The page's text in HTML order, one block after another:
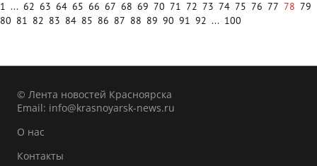
1 ... 62 63 64 65 66 67 68 69 70 71 72 73 74 75 76 77 78 79
80 81 82 83 84 85 86 87 88 89 90 91 92 ... 100
© Лента новостей Красноярска
Email: info@krasnoyarsk-news.ru
О нас
Контакты